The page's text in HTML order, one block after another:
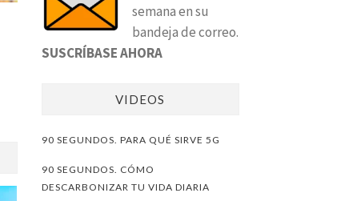
semana en su
bandeja de correo.
SUSCRÍBASE AHORA
VIDEOS
90 SEGUNDOS. PARA QUÉ SIRVE 5G
90 SEGUNDOS. CÓMO
DESCARBONIZAR TU VIDA DIARIA